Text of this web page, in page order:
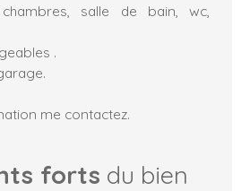
salle de bain, wc,
.
me contactez.
forts du bien